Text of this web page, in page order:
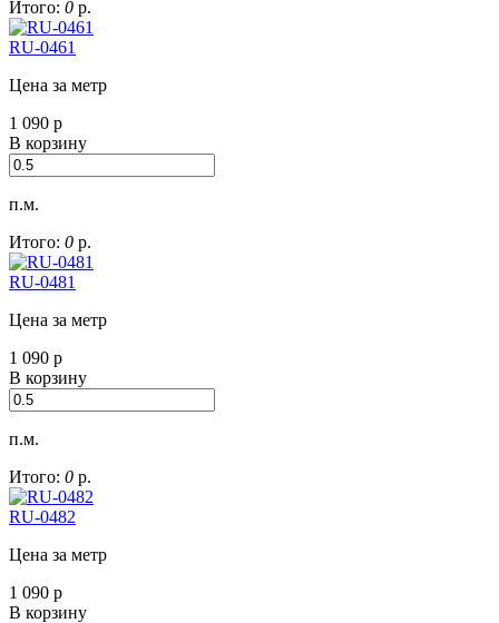
Итого: 0 р.
RU-0461
Цена за метр
1 090 р
В корзину
п.м.
Итого: 0 р.
RU-0481
Цена за метр
1 090 р
В корзину
п.м.
Итого: 0 р.
RU-0482
Цена за метр
1 090 р
В корзину